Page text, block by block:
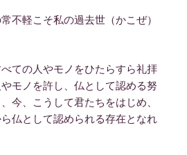
不軽こそ私の過去世（かこぜ）
ての人やモノをひたらすら礼拝
モノを許し、仏として認める努
今、こうして君たちをはじめ、
仏として認められる存在となれ